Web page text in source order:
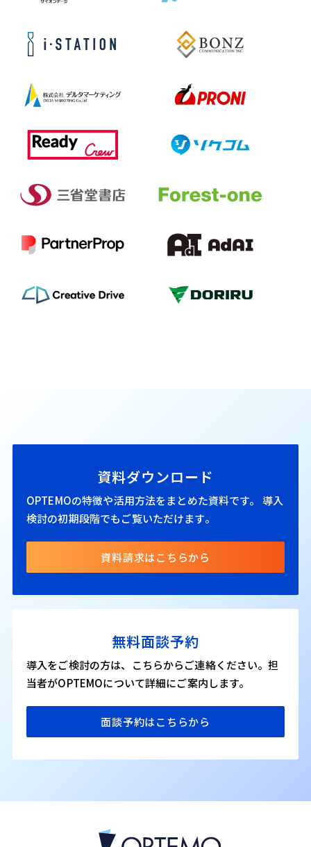
資料ダウンロード
OPTEMOの特徴や活用方法をまとめた資料です。
導入
検討の初期段階でもご覧いただけます。
資料請求はこちらから
無料面談予約
導入をご検討の方は、こちらからご連絡ください。担
当者がOPTEMOについて詳細にご案内します。
面談予約はこちらから